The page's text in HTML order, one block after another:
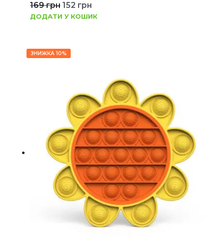
169грн 152 грн
ДОДАТИ У КОШИК
ЗНИЖКА 10%